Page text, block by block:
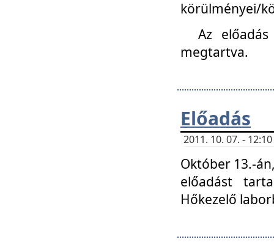
körülményei/
Az
megtartva.
Előadás
2011. 10. 07. -
Október 13.-
előadást
Hőkezelő